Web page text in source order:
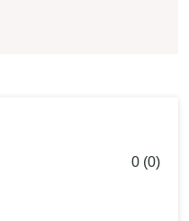
0 (0)